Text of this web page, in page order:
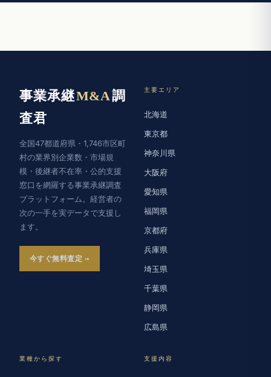
事業承継M&A調
査君
全国47都道府県・1,746市区町
村の業界別企業数・市場規
模・後継者不在率・公的支援
窓口を網羅する事業承継調査
プラットフォーム。経営者の
次の一手を実データで支援し
ます。
今すぐ無料査定
主要エリア
北海道
東京都
神奈川県
大阪府
愛知県
福岡県
京都府
兵庫県
埼玉県
千葉県
静岡県
広島県
業種から探す 支援内容